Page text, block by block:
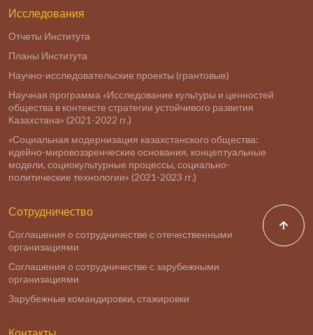
Исследования
Отчеты Института
Планы Института
Научно-исследовательские проекты (грантовые)
Научная программа «Исследование культуры и ценностей
общества в контексте стратегии устойчивого развития
Казахстана» (2021-2022 гг.)
«Социальная модернизация казахстанского общества:
идейно-мировоззренческие основания, концептуальные
модели, социокультурные процессы, социально-
политические технологии» (2021-2023 гг.)
Сотрудничество
Соглашения о сотрудничестве с отечественными
организациями
Соглашения о сотрудничестве с зарубежными
организациями
Зарубежные командировки, стажировки